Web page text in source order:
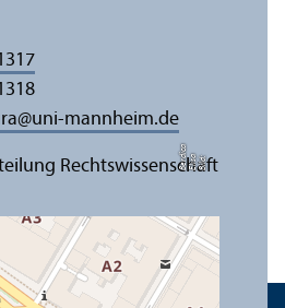
Bil
d:
Eli
s
a
B
e
r
dic
a
@uni-mannheim.de